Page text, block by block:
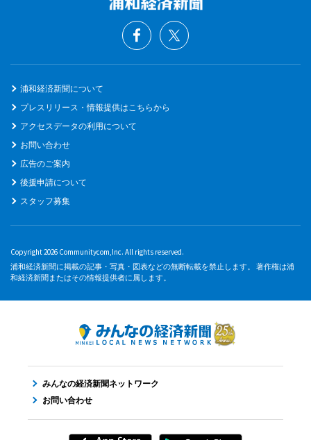
浦和経済新聞について
プレスリリース・情報提供はこちらから
アクセスデータの利用について
お問い合わせ
広告のご案内
後援申請について
スタッフ募集
Copyright 2026 Communitycom,Inc. All rights reserved.
浦和経済新聞に掲載の記事・写真・図表などの無断転載を禁止します。 著作権は浦
和経済新聞またはその情報提供者に属します。
みんなの経済新聞ネットワーク
お問い合わせ